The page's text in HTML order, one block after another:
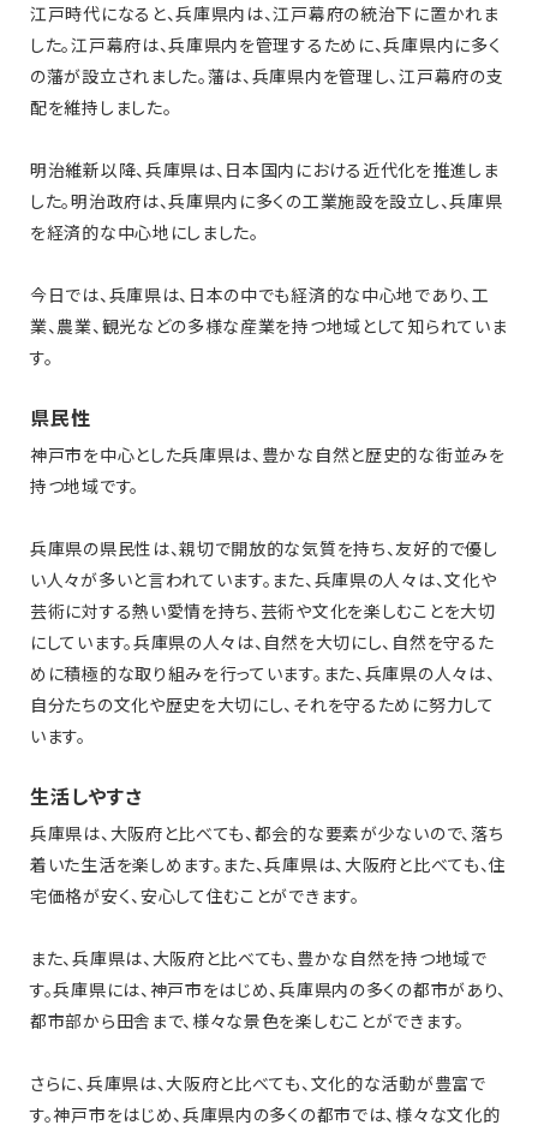
江戸時代になると、兵庫県内は、江戸幕府の統治下に置かれま
した。江戸幕府は、兵庫県内を管理するために、兵庫県内に多く
の藩が設立されました。藩は、兵庫県内を管理し、江戸幕府の支
配を維持しました。
明治維新以降、兵庫県は、日本国内における近代化を推進しま
した。明治政府は、兵庫県内に多くの工業施設を設立し、兵庫県
を経済的な中心地にしました。
今日では、兵庫県は、日本の中でも経済的な中心地であり、工
業、農業、観光などの多様な産業を持つ地域として知られていま
す。
県民性
神戸市を中心とした兵庫県は、豊かな自然と歴史的な街並みを
持つ地域です。
兵庫県の県民性は、親切で開放的な気質を持ち、友好的で優し
い人々が多いと言われています。また、兵庫県の人々は、文化や
芸術に対する熱い愛情を持ち、芸術や文化を楽しむことを大切
にしています。兵庫県の人々は、自然を大切にし、自然を守るた
めに積極的な取り組みを行っています。また、兵庫県の人々は、
自分たちの文化や歴史を大切にし、それを守るために努力して
います。
生活しやすさ
兵庫県は、大阪府と比べても、都会的な要素が少ないので、落ち
着いた生活を楽しめます。また、兵庫県は、大阪府と比べても、住
宅価格が安く、安心して住むことができます。
また、兵庫県は、大阪府と比べても、豊かな自然を持つ地域で
す。兵庫県には、神戸市をはじめ、兵庫県内の多くの都市があり、
都市部から田舎まで、様々な景色を楽しむことができます。
さらに、兵庫県は、大阪府と比べても、文化的な活動が豊富で
す。神戸市をはじめ、兵庫県内の多くの都市では、様々な文化的